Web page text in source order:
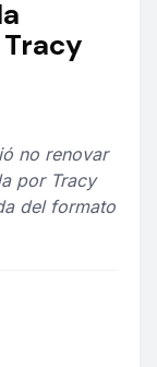
no renovar
por Tracy
del formato